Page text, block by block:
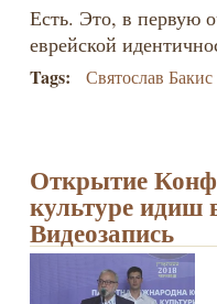
Есть. Это, в первую
еврейской
Tags: Святослав Бакис
Открытие
культуре идиш
Видеозапись